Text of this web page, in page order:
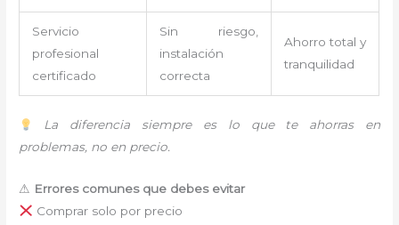
Servicio
profesional
certificado
Sin riesgo,
instalación
correcta
Ahorro total y
tranquilidad
La diferencia siempre es lo que te ahorras en
problemas, no en precio.
⚠ Errores comunes que debes evitar
Comprar solo por precio